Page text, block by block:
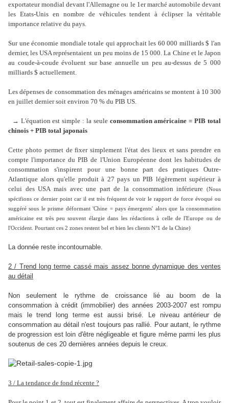
exportateur mondial devant l'Allemagne ou le 1er marché automobile devant
les Etats-Unis en nombre de véhicules tendent à éclipser la véritable
importance relative du pays.
Sur une économie mondiale totale qui approchait les 60 000 milliards $ l'an
dernier, les USA représentaient un peu moins de 15 000. La Chine et le Japon
au coude-à-coude évoluent sur base annuelle un peu au-dessus de 5 000
milliards $ actuellement.
Les dépenses de consommation des ménages américains se montent à 10 300
en juillet dernier soit environ 70 % du PIB US.
→ L'équation est simple : la seule consommation américaine = PIB total
chinois + PIB total japonais
Cette photo permet de fixer simplement l'état des lieux et sans prendre en
compte l'importance du PIB de l'Union Européenne dont les habitudes de
consommation s'inspirent pour une bonne part des pratiques Outre-
Atlantique alors qu'elle produit à 27 pays un PIB légèrement supérieur à
celui des USA mais avec une part de la consommation inférieure
(Nous
spécifions ce dernier point car il est très fréquent de voir le rapport de force évoqué ou
suggéré sous le prisme déformant 'Chine = pays émergents' alors que la consommation
américaine est très peu souvent élargie dans les rédactions à celle de l'Europe ou de
l'Occident. Pourtant ces 2 zones restent bel et bien les clients N°1 de la Chine)
La donnée reste incontournable.
2 / Trend long terme cassé mais assez bonne dynamique des ventes
au détail
Non seulement le rythme de croissance lié au boom de la
consommation à crédit (immobilier) des années 2003-2007 est rompu
mais le trend long terme est aussi brisé. Le niveau antérieur de
consommation au détail n'est toujours pas rallié. Pour autant, le rythme
de progression est loin d'être négligeable et figure même parmi les plus
soutenus de ces 20 dernières années depuis le creux.
3 / La tendance de fond récente ?